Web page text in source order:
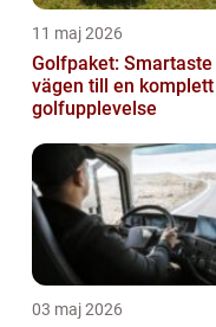
11 maj 2026
Golfpaket: Smartaste
vägen till en komplett
golfupplevelse
03 maj 2026